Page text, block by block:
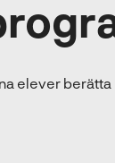
)
elever